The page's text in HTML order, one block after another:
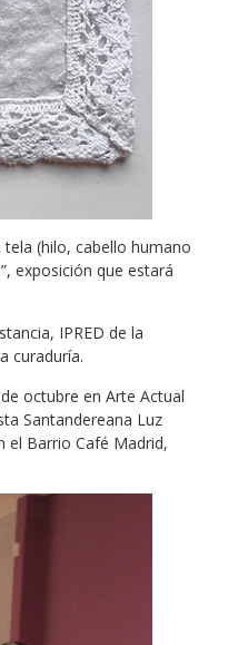
(hilo, cabello humano
exposición que estará
IPRED de la
curaduría.
octubre en Arte Actual
Santandereana Luz
el Barrio Café Madrid,